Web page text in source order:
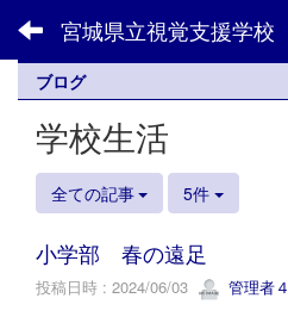
宮城県立視覚支援学校
ブログ
学校生活
全ての記事 5件
小学部 春の遠足
投稿日時 : 2024/06/03 管理者４